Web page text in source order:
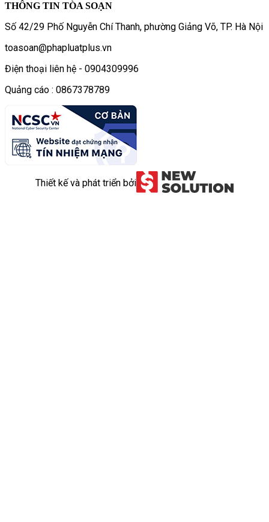
THÔNG TIN TÒA SOẠN
Số 42/29 Phố Nguyễn Chí Thanh, phường Giảng Võ, TP. Hà Nội
toasoan@phapluatplus.vn
Điện thoại liên hệ - 0904309996
Quảng cáo : 0867378789
Thiết kế và phát triển bởi